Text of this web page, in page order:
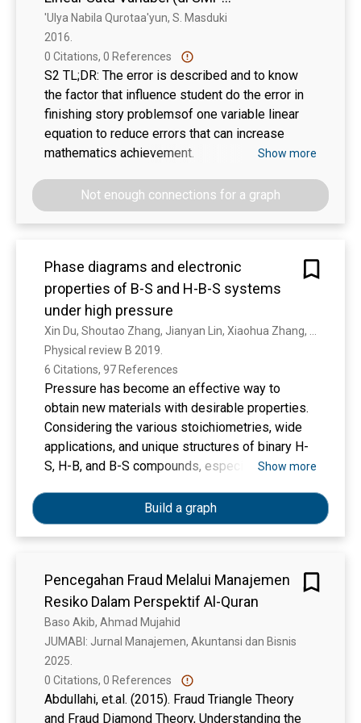
model of this research uses the Analytical
Hierarchy Process with the help of the Expert
Choice application. The results of this study
indicate that alternative strategies in developing
coconut farming follow the highest - lowest
weighting results obtained: first, increasing
coconut production and quality (0.293); the
second priority is partnership arrangements with
developing farmer institutions (0.231) and, the
fourth strategy for expanding access to capital
(0.220).
Muhammadiyah 8 Surakarta Tahun
Ajaran 2015/2016).
'Ulya Nabila Qurotaa'yun, S. Masduki
2016.
0 Citations, 0 References
S2 TL;DR: The error is described and to know
the factor that influence student do the error in
finishing story problemsof one variable linear
equation to reduce errors that can increase
mathematics achievement.
Show more
Not enough connections for a graph
Phase diagrams and electronic
properties of B-S and H-B-S systems
under high pressure
Physical review B 2019.
6 Citations, 97 References
Pressure has become an effective way to
obtain new materials with desirable properties.
Considering the various stoichiometries, wide
applications, and unique structures of binary H-
S, H-B, and B-S compounds, especially at high
form ternary compounds with interesting
properties as well. Here, phase stabilities of H-
B-S ternary compounds, in the pressure range
through first-principles unbiased structural
search calculations. A hitherto unknown
orthorhombic HBS compound with Ama2
symmetry is identified to be stable above 25
GPa, in which B and S atoms alternate to form
distorted chains and H atoms are covalently
bonded with Bs. With pressure, Ama2 HBS
undergoes a semiconductor-to-metal electronic
Show more
Build a graph
Pencegahan Fraud Melalui Manajemen
Resiko Dalam Perspektif Al-Quran
Baso Akib, Ahmad Mujahid
JUMABI: Jurnal Manajemen, Akuntansi dan Bisnis
2025.
0 Citations, 0 References
Abdullahi, et.al. (2015). Fraud Triangle Theory
and Fraud Diamond Theory, Understanding the